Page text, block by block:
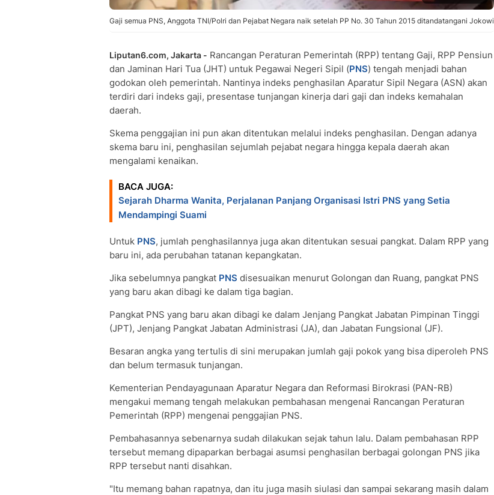
Gaji semua PNS, Anggota TNI/Polri dan Pejabat Negara naik setelah PP No. 30 Tahun 2015 ditandatangani Jokowi
Liputan6.com, Jakarta - Rancangan Peraturan Pemerintah (RPP) tentang Gaji, RPP Pensiun
dan Jaminan Hari Tua (JHT) untuk Pegawai Negeri Sipil (PNS) tengah menjadi bahan
godokan oleh pemerintah. Nantinya indeks penghasilan Aparatur Sipil Negara (ASN) akan
terdiri dari indeks gaji, presentase tunjangan kinerja dari gaji dan indeks kemahalan
daerah.
Skema penggajian ini pun akan ditentukan melalui indeks penghasilan. Dengan adanya
skema baru ini, penghasilan sejumlah pejabat negara hingga kepala daerah akan
mengalami kenaikan.
BACA JUGA:
Sejarah Dharma Wanita, Perjalanan Panjang Organisasi Istri PNS yang Setia
Mendampingi Suami
Untuk PNS, jumlah penghasilannya juga akan ditentukan sesuai pangkat. Dalam RPP yang
baru ini, ada perubahan tatanan kepangkatan.
Jika sebelumnya pangkat PNS disesuaikan menurut Golongan dan Ruang, pangkat PNS
yang baru akan dibagi ke dalam tiga bagian.
Pangkat PNS yang baru akan dibagi ke dalam Jenjang Pangkat Jabatan Pimpinan Tinggi
(JPT), Jenjang Pangkat Jabatan Administrasi (JA), dan Jabatan Fungsional (JF).
Besaran angka yang tertulis di sini merupakan jumlah gaji pokok yang bisa diperoleh PNS
dan belum termasuk tunjangan.
Kementerian Pendayagunaan Aparatur Negara dan Reformasi Birokrasi (PAN-RB)
mengakui memang tengah melakukan pembahasan mengenai Rancangan Peraturan
Pemerintah (RPP) mengenai penggajian PNS.
Pembahasannya sebenarnya sudah dilakukan sejak tahun lalu. Dalam pembahasan RPP
tersebut memang dipaparkan berbagai asumsi penghasilan berbagai golongan PNS jika
RPP tersebut nanti disahkan.
"Itu memang bahan rapatnya, dan itu juga masih siulasi dan sampai sekarang masih dalam